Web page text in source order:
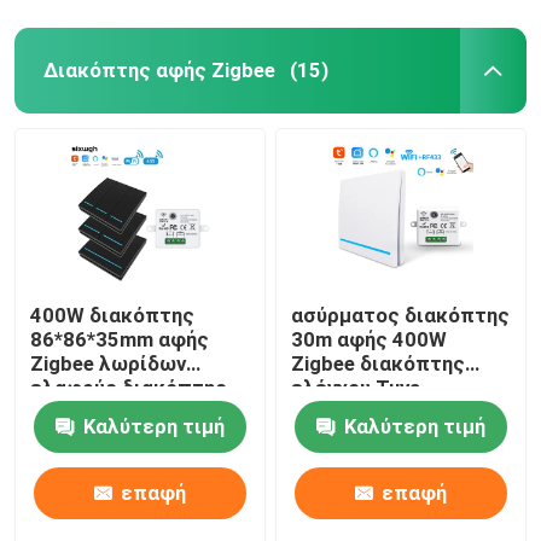
Διακόπτης αφής Zigbee (15)
400W διακόπτης
86*86*35mm αφής
Zigbee λωρίδων
ελαφρύς διακόπτης
αφής γυαλιού
Καλύτερη τιμή
επαφή
ασύρματος διακόπτης
30m αφής 400W
Zigbee διακόπτης
ελέγχου Tuya
Καλύτερη τιμή
επαφή